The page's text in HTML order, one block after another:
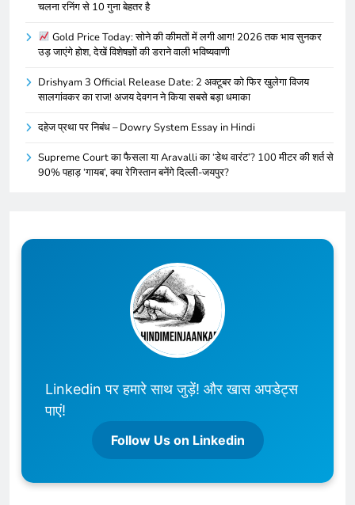
चलना रनिंग से 10 गुना बेहतर है
Gold Price Today: सोने की कीमतों में लगी आग! 2026 तक भाव सुनकर
उड़ जाएंगे होश, देखें विशेषज्ञों की डराने वाली भविष्यवाणी
Drishyam 3 Official Release Date: 2 अक्टूबर को फिर खुलेगा विजय
सालगांवकर का राज! अजय देवगन ने किया सबसे बड़ा धमाका
दहेज प्रथा पर निबंध – Dowry System Essay in Hindi
Supreme Court का फैसला या Aravalli का ‘डेथ वारंट’? 100 मीटर की शर्त से
90% पहाड़ ‘गायब’, क्या रेगिस्तान बनेंगे दिल्ली-जयपुर?
Linkedin पर हमारे साथ जुड़ें! और खास अपडेट्स
पाएं!
Follow Us on Linkedin